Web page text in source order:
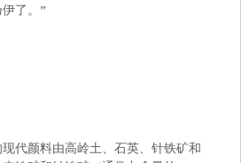
了。”
代颜料由高岭土、石英、针铁矿和